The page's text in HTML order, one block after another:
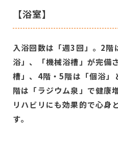
【浴室】
入浴回数は「週3回」。2階
浴」、「機械浴槽」が完備
槽」、4階・5階は「個浴」
階は「ラジウム泉」で健康
リハビリにも効果的で心身
す。